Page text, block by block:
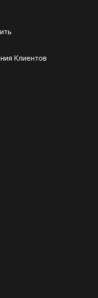
Клиентов